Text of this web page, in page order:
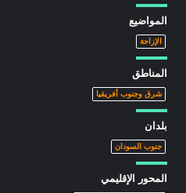
المواضيع
الإزاحة
المناطق
شرق وجنوب أفريقيا
بلدان
جنوب السودان
المحور الإقليمي